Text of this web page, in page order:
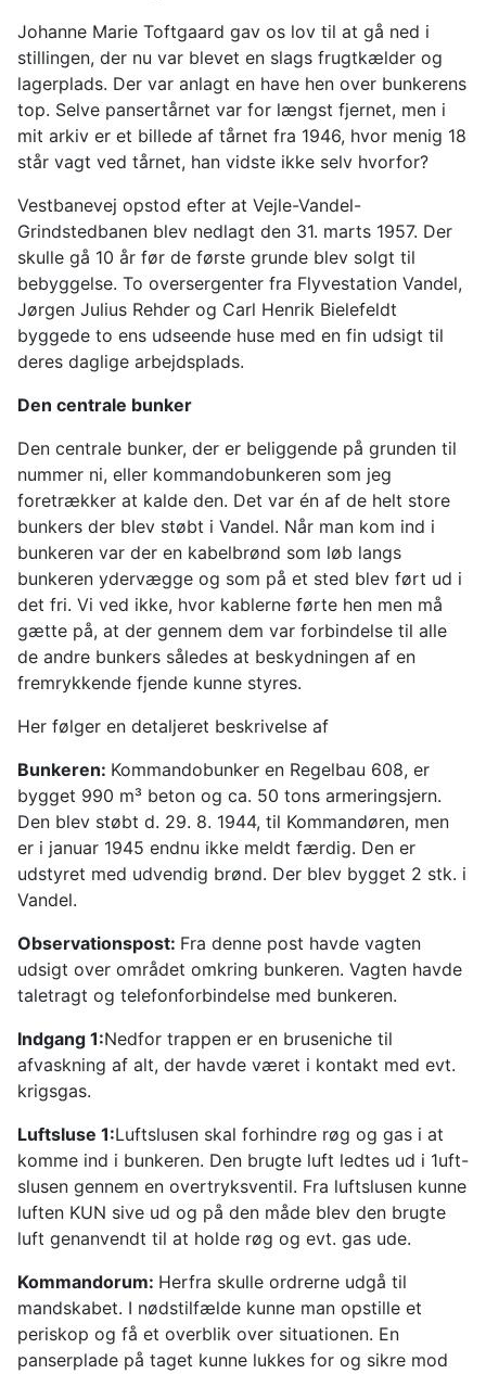
Johanne Marie Toftgaard gav os lov til at gå ned i
stillingen, der nu var blevet en slags frugtkælder og
lagerplads. Der var anlagt en have hen over bunkerens
top. Selve pansertårnet var for længst fjernet, men i
mit arkiv er et billede af tårnet fra 1946, hvor menig 18
står vagt ved tårnet, han vidste ikke selv hvorfor?
Vestbanevej opstod efter at Vejle-Vandel-
Grindstedbanen blev nedlagt den 31. marts 1957. Der
skulle gå 10 år før de første grunde blev solgt til
bebyggelse. To oversergenter fra Flyvestation Vandel,
Jørgen Julius Rehder og Carl Henrik Bielefeldt
byggede to ens udseende huse med en fin udsigt til
deres daglige arbejdsplads.
Den centrale bunker
Den centrale bunker, der er beliggende på grunden til
nummer ni, eller kommandobunkeren som jeg
foretrækker at kalde den. Det var én af de helt store
bunkers der blev støbt i Vandel. Når man kom ind i
bunkeren var der en kabelbrønd som løb langs
bunkeren ydervægge og som på et sted blev ført ud i
det fri. Vi ved ikke, hvor kablerne førte hen men må
gætte på, at der gennem dem var forbindelse til alle
de andre bunkers således at beskydningen af en
fremrykkende fjende kunne styres.
Her følger en detaljeret beskrivelse af
Bunkeren: Kommandobunker en Regelbau 608, er
bygget 990 m³ beton og ca. 50 tons armeringsjern.
Den blev støbt d. 29. 8. 1944, til Kommandøren, men
er i januar 1945 endnu ikke meldt færdig. Den er
udstyret med udvendig brønd. Der blev bygget 2 stk. i
Vandel.
Observationspost: Fra denne post havde vagten
udsigt over området omkring bunkeren. Vagten havde
taletragt og telefonforbindelse med bunkeren.
Indgang 1:Nedfor trappen er en bruseniche til
afvaskning af alt, der havde været i kontakt med evt.
krigsgas.
Luftsluse 1:Luftslusen skal forhindre røg og gas i at
komme ind i bunkeren. Den brugte luft ledtes ud i 1uft-
slusen gennem en overtryksventil. Fra luftslusen kunne
luften KUN sive ud og på den måde blev den brugte
luft genanvendt til at holde røg og evt. gas ude.
Kommandorum: Herfra skulle ordrerne udgå til
mandskabet. I nødstilfælde kunne man opstille et
periskop og få et overblik over situationen. En
panserplade på taget kunne lukkes for og sikre mod